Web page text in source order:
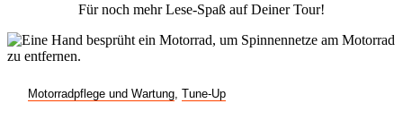
Für noch mehr Lese-Spaß auf Deiner Tour!
Motorradpflege und Wartung Tune-Up